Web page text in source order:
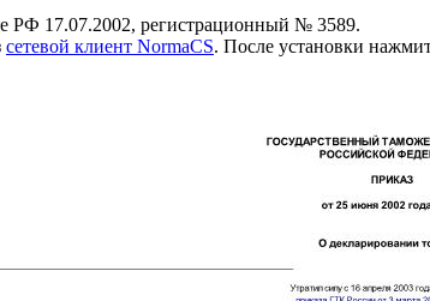
РФ 17.07.2002, регистрационный № 3589.
сетевой клиент NormaCS. После установки